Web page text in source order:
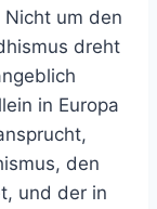
um den
dreht
in Europa
den
und der in